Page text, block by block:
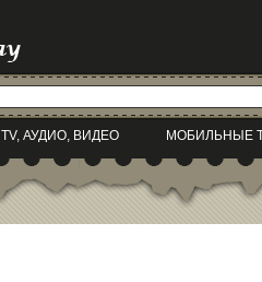
TV, АУДИО, ВИДЕО МОБИЛЬНЫЕ